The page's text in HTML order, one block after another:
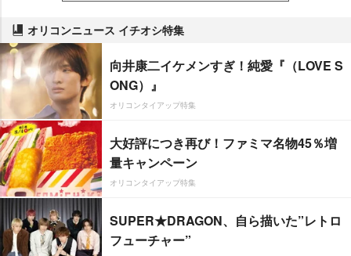
オリコンニュース イチオシ特集
向井康二イケメンすぎ！純愛『（LOVE S
ONG）』
オリコンタイアップ特集
大好評につき再び！ファミマ名物45％増
量キャンペーン
オリコンタイアップ特集
SUPER★DRAGON、自ら描いた”レトロ
フューチャー”